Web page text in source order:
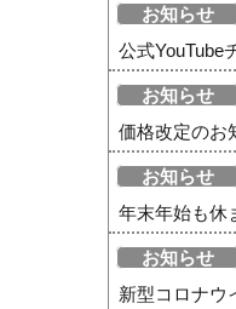
お知らせ
公式YouTube
お知らせ
価格改定のお
お知らせ
年末年始も休
お知らせ
新型コロナウ